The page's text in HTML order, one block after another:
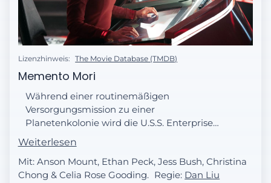
Lizenzhinweis: The Movie Database (TMDB)
Memento Mori
Während einer routinemäßigen
Versorgungsmission zu einer
Planetenkolonie wird die U.S.S. Enterprise
von einem unbekannten Schiff angegriffen.
Pike setzt seine ganze taktische Erfahrung
ein, um sich der Krise zu stellen. Lt.
Noonien-Singh warnt ihn jedoch, dass der
Weiterlesen
Mit: Anson Mount, Ethan Peck, Jess Bush, Christina
Chong & Celia Rose Gooding. Regie: Dan Liu